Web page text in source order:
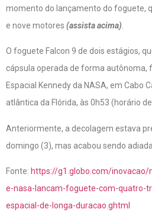
momento do lançamento do foguete,
e nove motores (assista acima)
O foguete Falcon 9 de dois estágios,
cápsula operada de forma autônoma,
Espacial Kennedy da NASA, em Cabo
atlântica da Flórida, às 0h53 (horário
Anteriormente, a decolagem estava
domingo (3), mas acabou sendo
Fonte: https://g1.globo.com/
e-nasa-lancam-foguete-com-quatro-
espacial-de-longa-duracao.ghtml